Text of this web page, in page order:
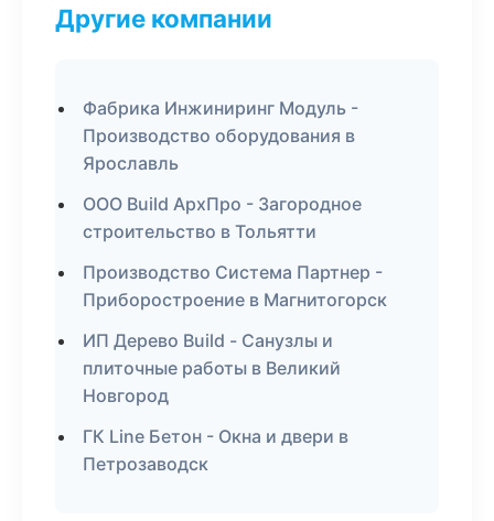
Другие компании
Фабрика Инжиниринг Модуль -
Производство оборудования в
Ярославль
ООО Build АрхПро - Загородное
строительство в Тольятти
Производство Система Партнер -
Приборостроение в Магнитогорск
ИП Дерево Build - Санузлы и
плиточные работы в Великий
Новгород
ГК Line Бетон - Окна и двери в
Петрозаводск